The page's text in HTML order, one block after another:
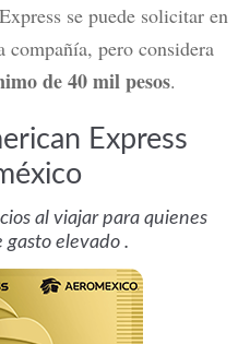
se puede solicitar en
compañía, pero considera
de 40 mil pesos.
Express
al viajar para quienes
elevado .